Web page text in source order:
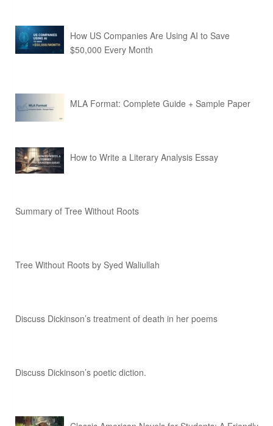
How US Companies Are Using AI to Save
$50,000 Every Month
MLA Format: Complete Guide + Sample Paper
How to Write a Literary Analysis Essay
Summary of Tree Without Roots
Tree Without Roots by Syed Waliullah
Discuss Dickinson’s treatment of death in her poems
Discuss Dickinson’s poetic diction.